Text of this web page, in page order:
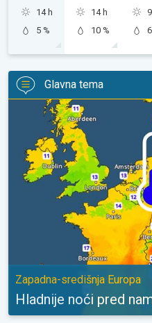
14 h
5 %
14 h
10 %
Glavna tema
Hladnije noći pred nama.
Zapadna-središnja Europa
Hladnije noći pred